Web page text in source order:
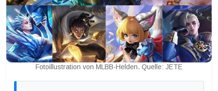
Fotoillustration von MLBB-Helden. Quelle: JETE